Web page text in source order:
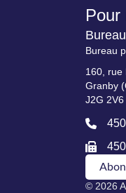
Pour
Bureau
160, rue
Granby
J2G 2V6
© 2026